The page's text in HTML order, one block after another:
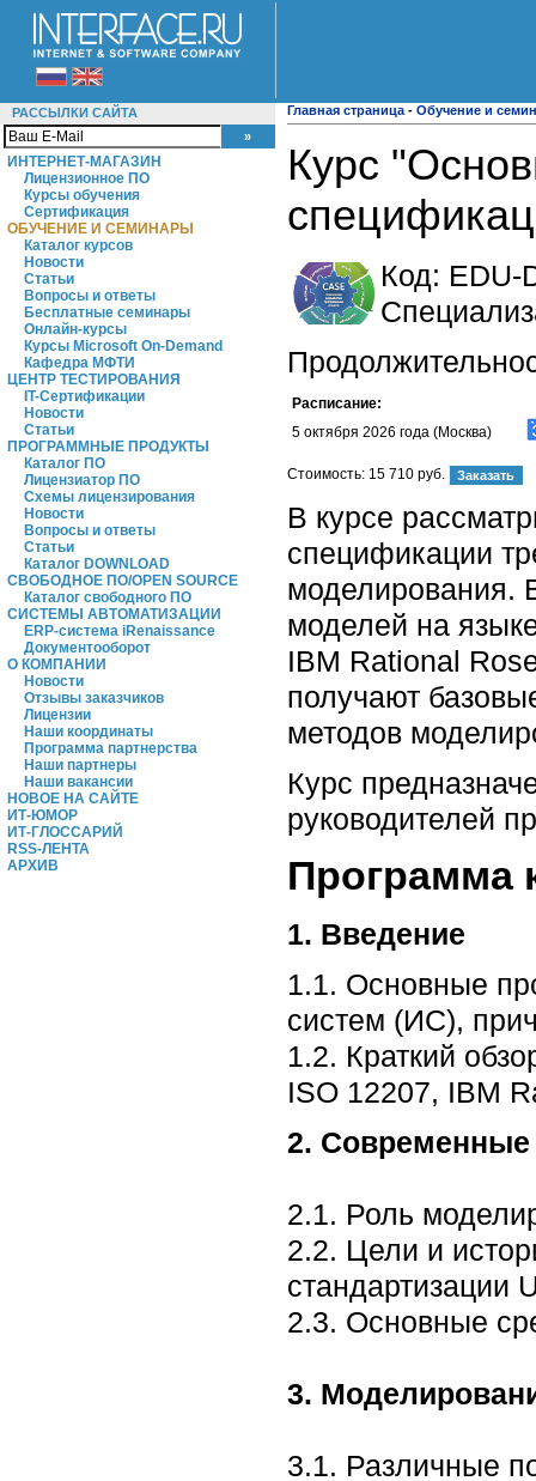
РАССЫЛКИ САЙТА
ИНТЕРНЕТ-МАГАЗИН
Лицензионное ПО
Курсы обучения
Сертификация
ОБУЧЕНИЕ И СЕМИНАРЫ
Каталог курсов
Новости
Статьи
Вопросы и ответы
Бесплатные семинары
Онлайн-курсы
Курсы Microsoft On-Demand
Кафедра МФТИ
ЦЕНТР ТЕСТИРОВАНИЯ
IT-Сертификации
Новости
Статьи
ПРОГРАММНЫЕ ПРОДУКТЫ
Каталог ПО
Лицензиатор ПО
Схемы лицензирования
Новости
Вопросы и ответы
Статьи
Каталог DOWNLOAD
СВОБОДНОЕ ПО/OPEN SOURCE
Каталог свободного ПО
СИСТЕМЫ АВТОМАТИЗАЦИИ
ERP-система iRenaissance
Документооборот
О КОМПАНИИ
Новости
Отзывы заказчиков
Лицензии
Наши координаты
Программа партнерства
Наши партнеры
Наши вакансии
НОВОЕ НА САЙТЕ
ИТ-ЮМОР
ИТ-ГЛОССАРИЙ
RSS-ЛЕНТА
АРХИВ
Главная страница - Обучение и
Курс
Код: EDU-
Расписание:
5 октября 2026 года (Москва)
Стоимость: 15 710 руб.
В курсе
спецификации
моделирования.
моделей на
IBM Rational
получают
методов
Курс
руководителей
Программа
1. Введение
1.1. Основные
систем (ИС),
1.2. Краткий
ISO 12207, IBM
2.
2.1. Роль
2.2. Цели и
стандартизации
2.3. Основные
3.
3.1. Различные